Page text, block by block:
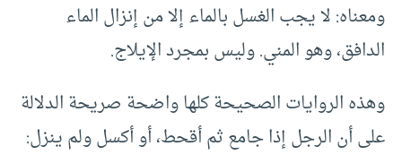
ومعناه: لا يجب الغسل بالماء إلا من إنزال الماء
الدافق، وهو المني. وليس بمجرد الإيلاج.
وهذه الروايات الصحيحة كلها واضحة صريحة الدلالة
على أن الرجل إذا جامع ثم أقحط، أو أكسل ولم ينزل: